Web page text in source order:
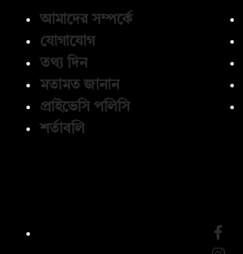
আমাদের সম্পর্কে
যোগাযোগ
তথ্য দিন
মতামত জানান
প্রাইভেসি পলিসি
শর্তাবলি